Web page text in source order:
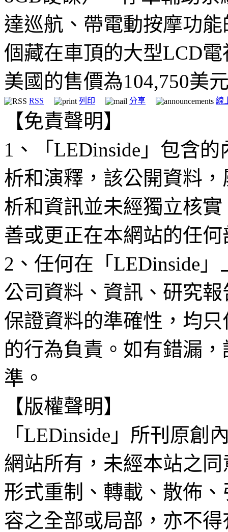
達巡航、帶電動按摩功
個藏在車頂的大型LCD
美國的售價為104,750美
RSS 列印 分享 線
【免責聲明】
1、「LEDinside」包含
析和演釋，該公開資料
析和資訊並未經獨立核
善或更正在本網站的任
2、任何在「LEDinside
公司資料、資訊、研究
保證資料的準確性，均
的行為負責。如有錯漏
準。
【版權聲明】
「LEDinside」所刊原創
網站所有，未經本站之
形式重制、轉載、散佈
容之全部或局部，亦不